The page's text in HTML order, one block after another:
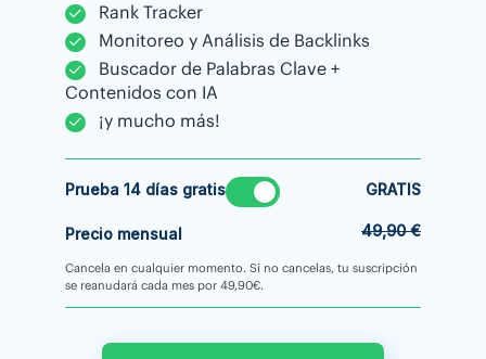
Rank Tracker
Monitoreo y Análisis de Backlinks
Buscador de Palabras Clave +
Contenidos con IA
¡y mucho más!
Prueba 14 días gratis GRATIS
Precio mensual 49,90 €
Cancela en cualquier momento. Si no cancelas, tu suscripción
se reanudará cada mes por 49,90€.